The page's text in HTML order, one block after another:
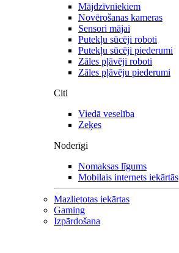
Mājdzīvniekiem
Novērošanas kameras
Sensori mājai
Putekļu sūcēji roboti
Putekļu sūcēji piederumi
Zāles pļāvēji roboti
Zāles pļāvēju piederumi
Citi
Viedā veselība
Zeķes
Noderīgi
Nomaksas līgums
Mobilais internets iekārtās
Mazlietotas iekārtas
Gaming
Izpārdošana